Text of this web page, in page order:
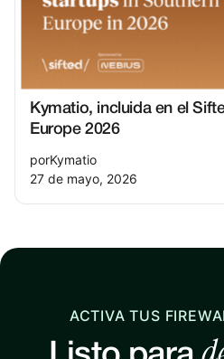
Kymatio, incluida en el
Europe 2026
porKymatio
27 de mayo, 2026
ACTIVA TUS